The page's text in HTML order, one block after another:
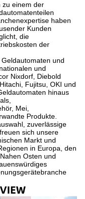
zu einem der
haben
Kunden
die
der
und
und
Nixdorf, Diebold
Fujitsu, OKI und
hinaus
Mei,
Produkte.
zuverlässige
sich unsere
Markt und
in Europa, den
Osten und